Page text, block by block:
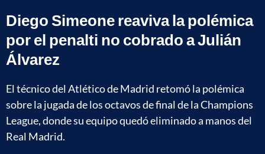
Diego Simeone reaviva la polémica
por el penalti no cobrado a Julián
Álvarez
El técnico del Atlético de Madrid retomó la polémica
sobre la jugada de los octavos de final de la Champions
League, donde su equipo quedó eliminado a manos del
Real Madrid.